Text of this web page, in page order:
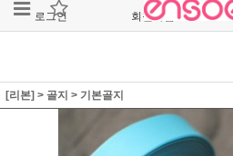
로그인 회원가입
[리본] > 골지 > 기본골지